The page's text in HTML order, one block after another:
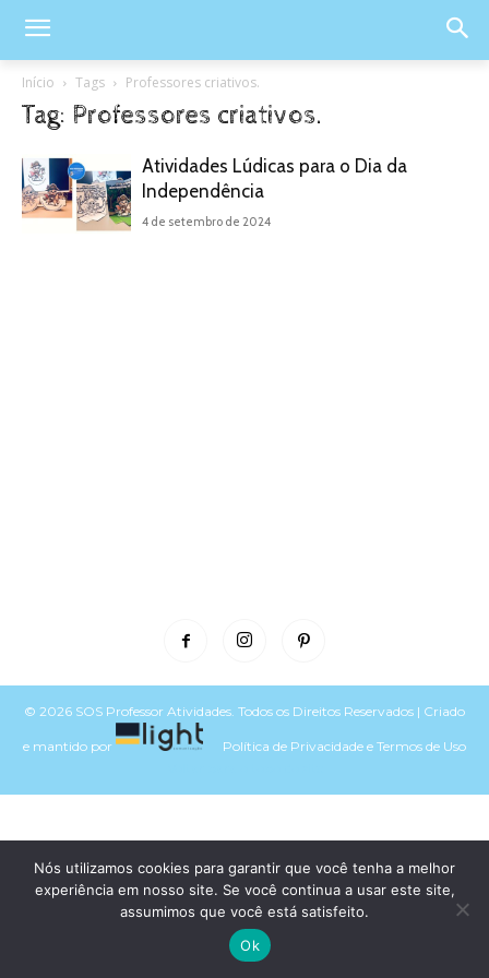
Início Tags Professores criativos.
Tag: Professores criativos.
Atividades Lúdicas para o Dia da
Independência
4 de setembro de 2024
© 2026 SOS Professor Atividades. Todos os Direitos Reservados | Criado
e mantido por Política de Privacidade e Termos de Uso
Nós utilizamos cookies para garantir que você tenha a melhor
experiência em nosso site. Se você continua a usar este site,
assumimos que você está satisfeito.
Ok